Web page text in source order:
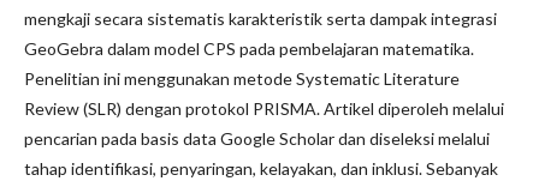
mengkaji secara sistematis karakteristik serta dampak integrasi
GeoGebra dalam model CPS pada pembelajaran matematika.
Penelitian ini menggunakan metode Systematic Literature
Review (SLR) dengan protokol PRISMA. Artikel diperoleh melalui
pencarian pada basis data Google Scholar dan diseleksi melalui
tahap identifikasi, penyaringan, kelayakan, dan inklusi. Sebanyak